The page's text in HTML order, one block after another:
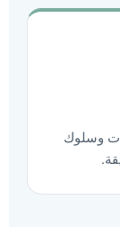
وسلوك